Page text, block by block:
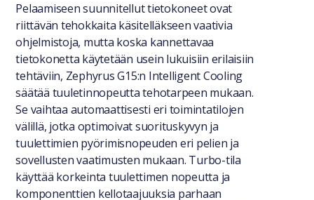
Pelaamiseen suunnitellut tietokoneet ovat
riittävän tehokkaita käsitelläkseen vaativia
ohjelmistoja, mutta koska kannettavaa
tietokonetta käytetään usein lukuisiin erilaisiin
tehtäviin, Zephyrus G15:n Intelligent Cooling
säätää tuuletinnopeutta tehotarpeen mukaan.
Se vaihtaa automaattisesti eri toimintatilojen
välillä, jotka optimoivat suorituskyvyn ja
tuulettimien pyörimisnopeuden eri pelien ja
sovellusten vaatimusten mukaan. Turbo-tila
käyttää korkeinta tuulettimen nopeutta ja
komponenttien kellotaajuuksia parhaan